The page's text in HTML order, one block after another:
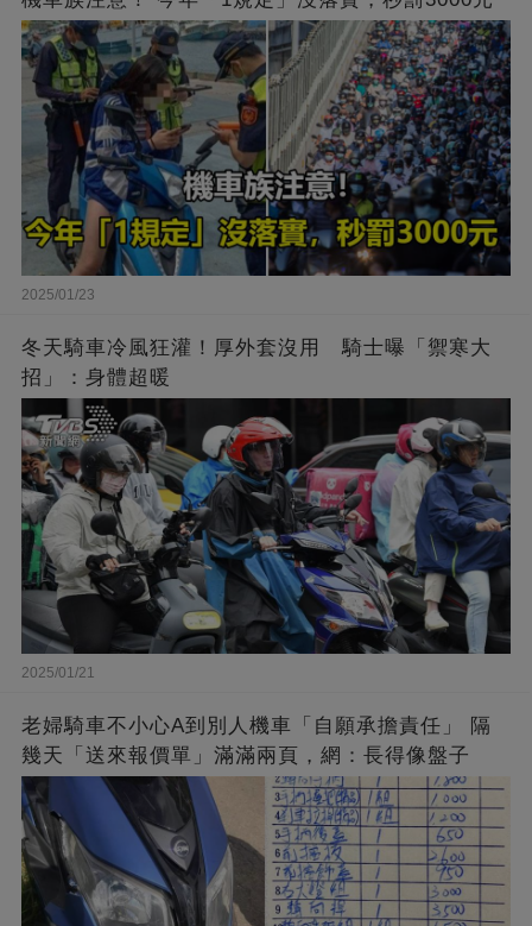
2025/01/23
冬天騎車冷風狂灌！厚外套沒用 騎士曝「禦寒大
招」：身體超暖
2025/01/21
老婦騎車不小心A到別人機車「自願承擔責任」 隔
幾天「送來報價單」滿滿兩頁，網：長得像盤子